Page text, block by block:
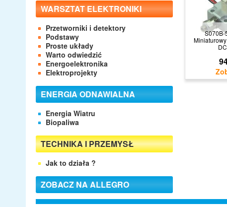
WARSZTAT ELEKTRONIKI
Przetworniki i detektory
Podstawy
Proste układy
Warto odwiedzić
Energoelektronika
Elektroprojekty
ENERGIA ODNAWIALNA
Energia Wiatru
Biopaliwa
TECHNIKA I PRZEMYSŁ
Jak to działa ?
ZOBACZ NA ALLEGRO
S070B-